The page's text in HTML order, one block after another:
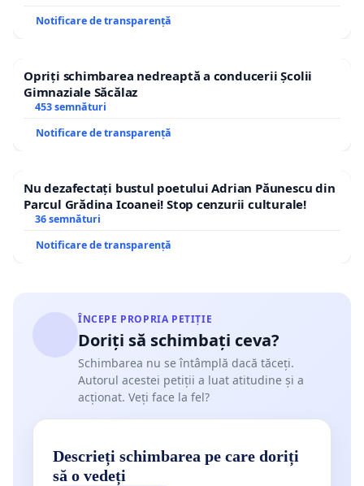
Notificare de transparență
Opriți schimbarea nedreaptă a conducerii Școlii
Gimnaziale Săcălaz
453 semnături
Notificare de transparență
Nu dezafectați bustul poetului Adrian Păunescu din
Parcul Grădina Icoanei! Stop cenzurii culturale!
36 semnături
Notificare de transparență
ÎNCEPE PROPRIA PETIȚIE
Doriți să schimbați ceva?
Schimbarea nu se întâmplă dacă tăceți.
Autorul acestei petiții a luat atitudine și a
acționat. Veți face la fel?
Descrieți schimbarea pe care doriți
să o vedeți